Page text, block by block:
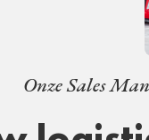
Onze Sales